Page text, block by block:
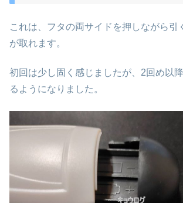
これは、フタの両サイドを押しながら引
が取れます。
初回は少し固く感じましたが、2回め以
るようになりました。